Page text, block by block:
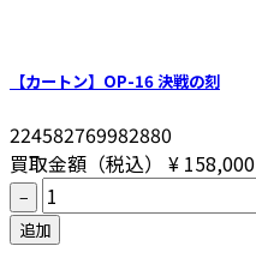
【カートン】OP-16 決戦の刻
224582769982880
買取金額（税込）
¥ 158,000
−
追加